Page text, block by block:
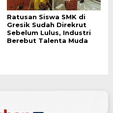
Ratusan Siswa SMK di
Gresik Sudah Direkrut
Sebelum Lulus, Industri
Berebut Talenta Muda